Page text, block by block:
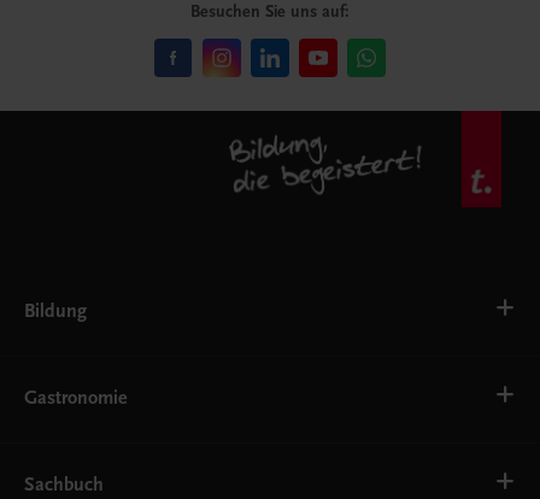
Besuchen Sie uns auf:
Bildung
AHS
EWF/ZWF
FW
Gastronomie
Getränke
Sachbuch